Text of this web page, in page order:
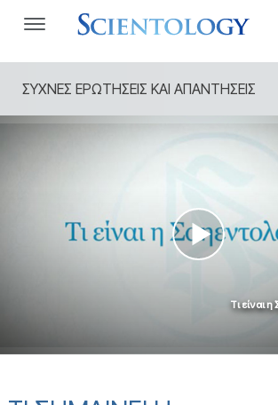
ΣΥΧΝΕΣ ΕΡΩΤΗΣΕΙΣ ΚΑΙ ΑΠΑΝΤΗΣΕΙΣ
Τι είναι